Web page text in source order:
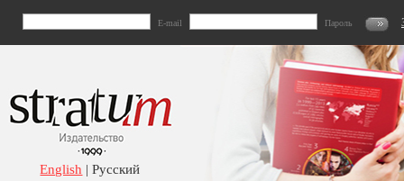
E-mail Пароль
English | Русский